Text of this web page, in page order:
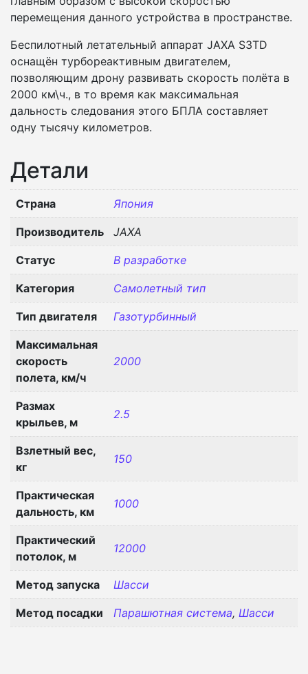
перемещения данного устройства в пространстве.
Беспилотный летательный аппарат JAXA S3TD
оснащён турбореактивным двигателем,
позволяющим дрону развивать скорость полёта в
2000 км\ч., в то время как максимальная
дальность следования этого БПЛА составляет
одну тысячу километров.
Детали
Страна Япония
Производитель JAXA
Статус В разработке
Категория Самолетный тип
Тип двигателя Газотурбинный
Максимальная
скорость
полета, км/ч
2000
Размах
крыльев, м
2.5
Взлетный вес,
кг
150
Практическая
дальность, км
1000
Практический
потолок, м
12000
Метод запуска Шасси
Метод посадки Парашютная система, Шасси